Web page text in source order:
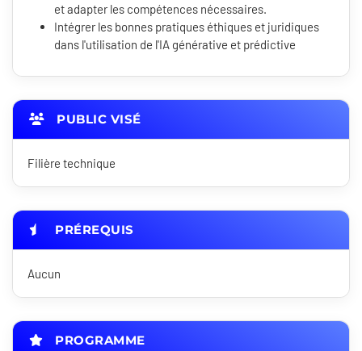
et adapter les compétences nécessaires.
Intégrer les bonnes pratiques éthiques et juridiques
dans l'utilisation de l'IA générative et prédictive
PUBLIC VISÉ
Filière technique
PRÉREQUIS
Aucun
PROGRAMME